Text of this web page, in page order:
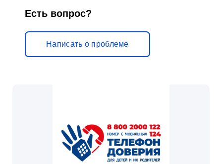
Есть вопрос?
Написать о проблеме